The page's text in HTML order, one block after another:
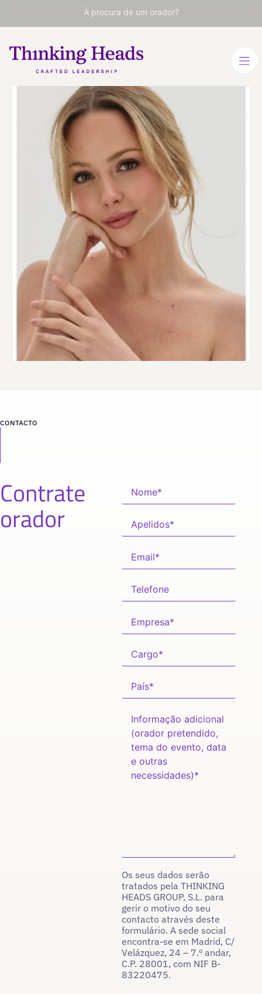
À procura de um orador?
Elizabeth
Clapés
Psicóloga, escritora e
divulgadora
(@esmipsicologa)
ESPANHOL ESPANHOL
VER PERFIL
Viaja
ESPAÑA
MADRID
CONTACTO
Contrate
orador
Os seus dados serão
tratados pela THINKING
HEADS GROUP, S.L. para
gerir o motivo do seu
contacto através deste
formulário. A sede social
encontra-se em Madrid, C/
Velázquez, 24 – 7.º andar,
C.P. 28001, com NIF B-
83220475.